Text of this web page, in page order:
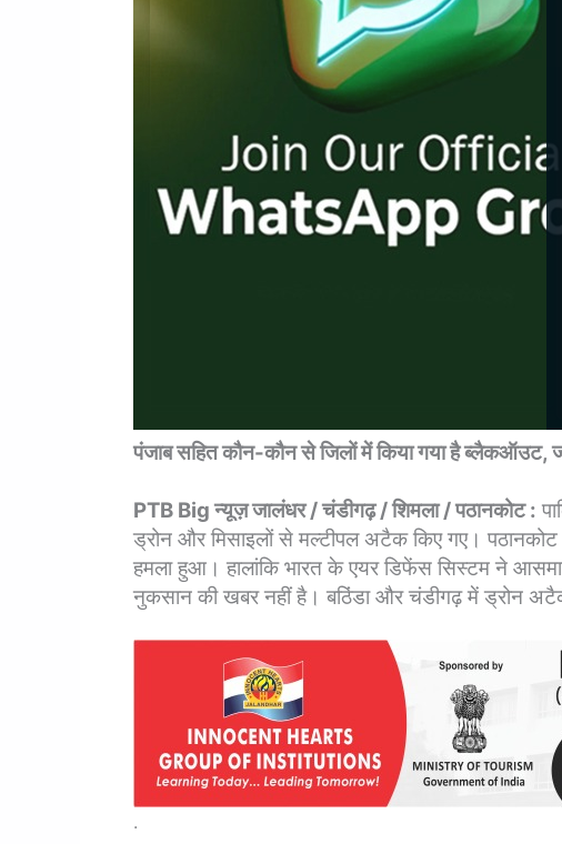
पंजाब सहित कौन-कौन से जिलों में किया गया है ब्लैकऑउट,
PTB Big न्यूज़ जालंधर / चंडीगढ़ / शिमला / पठानकोट :
ड्रोन और मिसाइलों से मल्टीपल अटैक किए गए।
हमला हुआ। हालांकि भारत के एयर डिफेंस सिस्टम ने
नुकसान की खबर नहीं है। बठिंडा और चंडीगढ़ में ड्रोन
.